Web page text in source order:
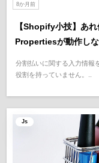
8か月前
【Shopify小技】あ
Propertiesが動作し
分割払いに関する入力情報
役割を持っていません。..
Js